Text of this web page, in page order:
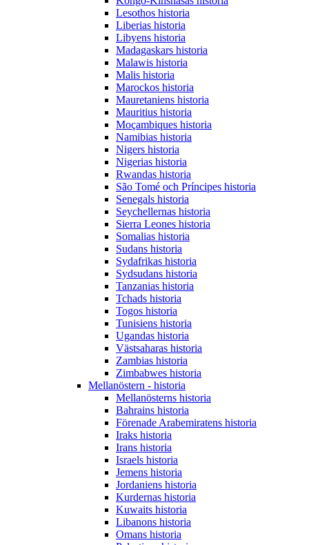
Lesothos historia
Liberias historia
Libyens historia
Madagaskars historia
Malawis historia
Malis historia
Marockos historia
Mauretaniens historia
Mauritius historia
Moçambiques historia
Namibias historia
Nigers historia
Nigerias historia
Rwandas historia
São Tomé och Príncipes historia
Senegals historia
Seychellernas historia
Sierra Leones historia
Somalias historia
Sudans historia
Sydafrikas historia
Sydsudans historia
Tanzanias historia
Tchads historia
Togos historia
Tunisiens historia
Ugandas historia
Västsaharas historia
Zambias historia
Zimbabwes historia
Mellanöstern - historia
Mellanösterns historia
Bahrains historia
Förenade Arabemiratens historia
Iraks historia
Irans historia
Israels historia
Jemens historia
Jordaniens historia
Kurdernas historia
Kuwaits historia
Libanons historia
Omans historia